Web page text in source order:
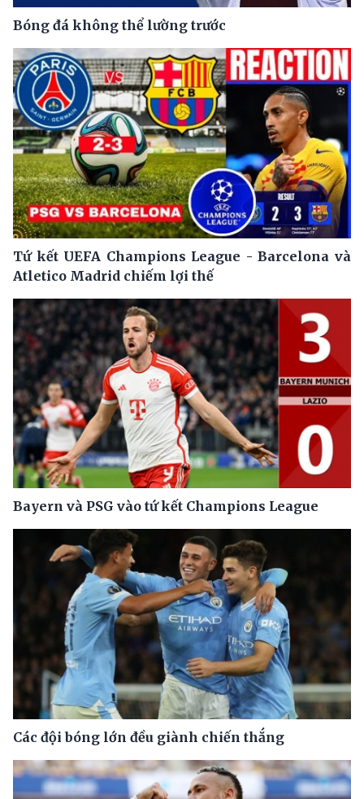
Bóng đá không thể lường trước
Tứ kết UEFA Champions League - Barcelona và
Atletico Madrid chiếm lợi thế
Bayern và PSG vào tứ kết Champions League
Các đội bóng lớn đều giành chiến thắng